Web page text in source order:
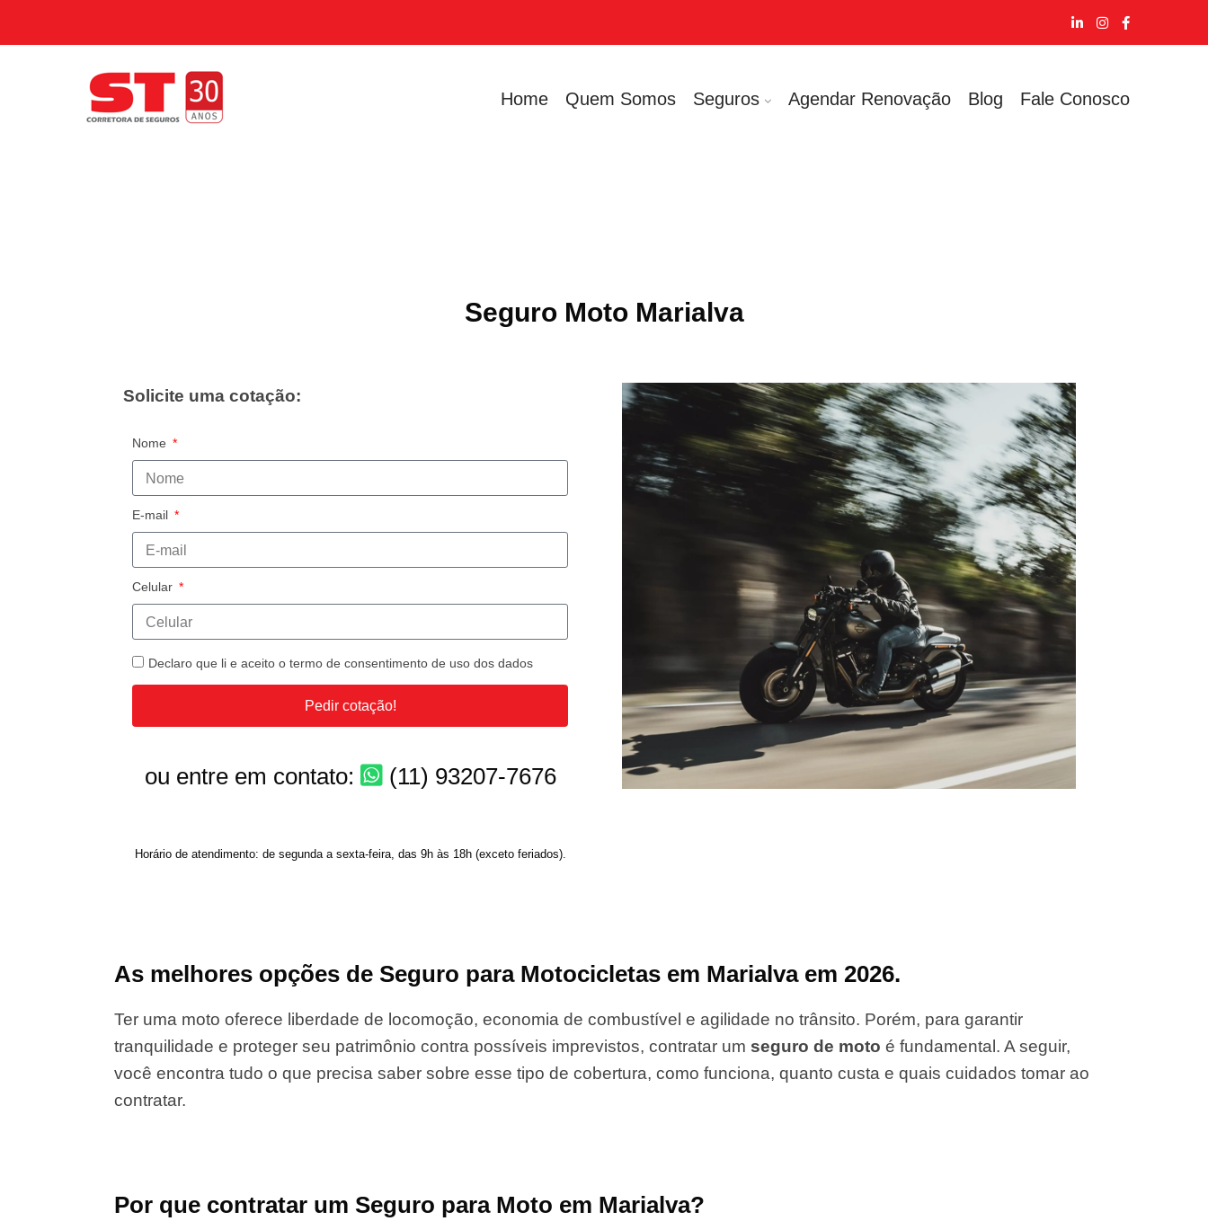
Home Quem Somos Seguros Agendar Renovação Blog Fale Conosco
Seguro Moto Marialva
Solicite uma cotação:
Nome
E-mail
Celular
Declaro que li e aceito o termo de consentimento de uso dos dados
Pedir cotação!
ou entre em contato: (11) 93207-7676
Horário de atendimento: de segunda a sexta-feira, das 9h às 18h (exceto feriados).
As melhores opções de Seguro para Motocicletas em Marialva em 2026.
Ter uma moto oferece liberdade de locomoção, economia de combustível e agilidade no trânsito. Porém, para garantir
tranquilidade e proteger seu patrimônio contra possíveis imprevistos, contratar um seguro de moto é fundamental. A seguir,
você encontra tudo o que precisa saber sobre esse tipo de cobertura, como funciona, quanto custa e quais cuidados tomar ao
contratar.
Por que contratar um Seguro para Moto em Marialva?